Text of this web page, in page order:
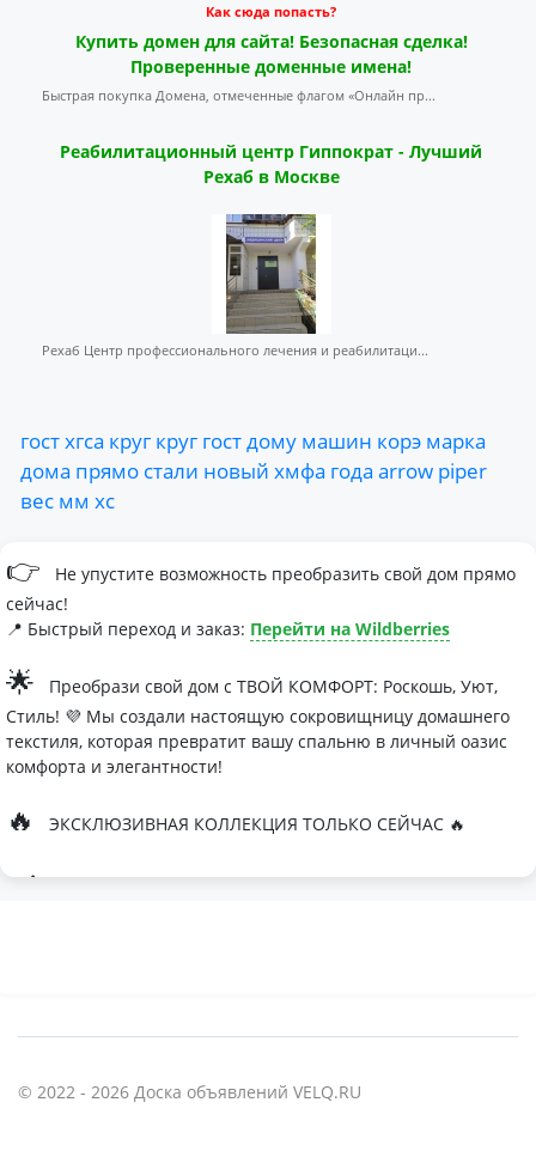
Как сюда попасть?
Купить домен для сайта! Безопасная сделка!
Проверенные доменные имена!
Быстрая покупка Домена, отмеченные флагом «Онлайн пр...
Реабилитационный центр Гиппократ - Лучший
Рехаб в Москве
Рехаб Центр профессионального лечения и реабилитаци...
гостхгса круг круг гостдому машин корэ марка
дома прямо стали новый хмфа года arrow piper
вес мм хс
👉
Не упустите возможность преобразить свой дом прямо
сейчас!
📍 Быстрый переход и заказ: Перейти на Wildberries
🌟
Преобрази свой дом с ТВОЙ КОМФОРТ: Роскошь, Уют,
Стиль! 💜 Мы создали настоящую сокровищницу домашнего
текстиля, которая превратит вашу спальню в личный оазис
комфорта и элегантности!
🔥 ЭКСКЛЮЗИВНАЯ КОЛЛЕКЦИЯ ТОЛЬКО СЕЙЧАС 🔥
🛏
🌙 Шелковые одеяла Тусса - мечта о совершенном сне
© 2022 - 2026 Доска объявлений VELQ.RU